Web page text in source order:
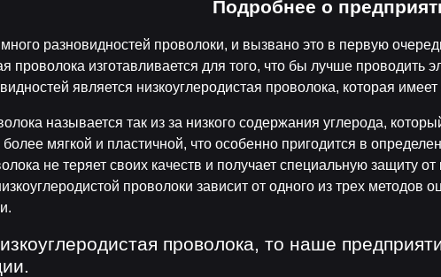
Подробнее о
разновидностей проволоки, и вызвано это в первую
проволока изготавливается для того, что бы лучше проводить
является низкоуглеродистая проволока, которая
называется так из за низкого содержания углерода,
более мягкой и пластичной, что особенно пригодится в
не теряет своих качеств и получает специальную защиту
проволоки зависит от одного из трех методов
проволока, то наше